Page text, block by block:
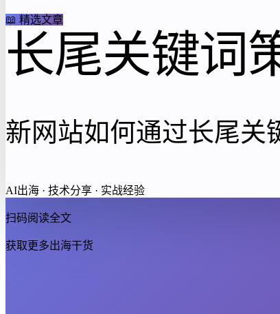
📖 精选文章
长尾关键词
新网站如何通过长尾关
AI出海 · 技术分享 · 实战经验
扫码阅读全文
获取更多出海干货